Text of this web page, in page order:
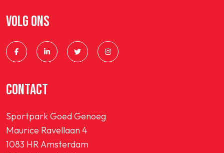
VOLG ONS
CONTACT
Sportpark Goed Genoeg
Maurice Ravellaan 4
1083 HR Amsterdam